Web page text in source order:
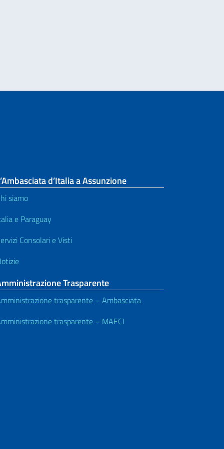
d’Italia a Assunzione
siamo
e Paraguay
Consolari e Visti
Trasparente
trasparente – Ambasciata
trasparente – MAECI